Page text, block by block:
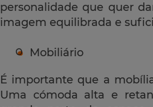
personalidade que quer
imagem equilibrada e
Mobiliário
É importante que a
Uma cómoda alta e